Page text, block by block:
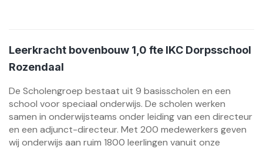
Leerkracht bovenbouw 1,0 fte IKC Dorpsschool
Rozendaal
De Scholengroep bestaat uit 9 basisscholen en een
school voor speciaal onderwijs. De scholen werken
samen in onderwijsteams onder leiding van een directeur
en een adjunct-directeur. Met 200 medewerkers geven
wij onderwijs aan ruim 1800 leerlingen vanuit onze